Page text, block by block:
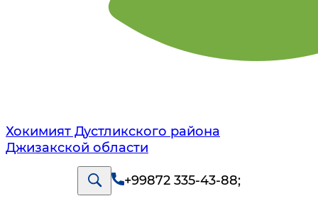
Хокимият Дустликского района
Джизакской области
+99872 335-43-88;